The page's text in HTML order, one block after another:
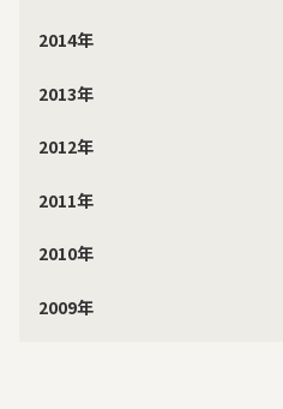
2014年
2013年
2012年
2011年
2010年
2009年